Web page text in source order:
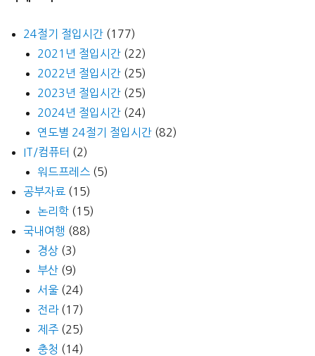
24절기 절입시간 (177)
2021년 절입시간 (22)
2022년 절입시간 (25)
2023년 절입시간 (25)
2024년 절입시간 (24)
연도별 24절기 절입시간 (82)
IT/컴퓨터 (2)
워드프레스 (5)
공부자료 (15)
논리학 (15)
국내여행 (88)
경상 (3)
부산 (9)
서울 (24)
전라(17)
제주 (25)
충청 (14)